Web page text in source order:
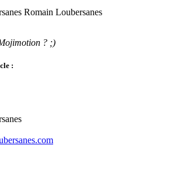
Romain Loubersanes
? ;)
: